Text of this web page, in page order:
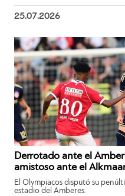
25.07.2026
Derrotado ante el
amistoso ante el
El Olympiacos disputó su
estadio del Amberes.